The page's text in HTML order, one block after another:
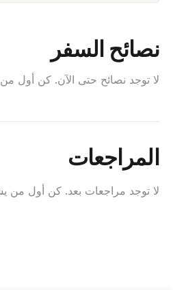
نصائح السفر
لا توجد نصائح حتى الآن. كن أول
المراجعات
لا توجد مراجعات بعد. كن أول من